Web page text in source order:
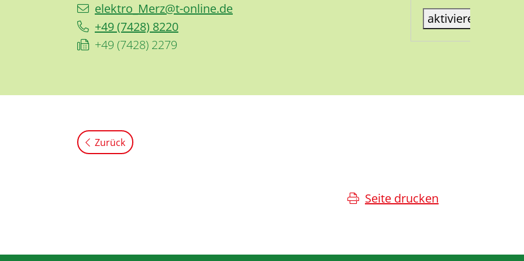
elektro_Merz@t-online.de
+49 (7428) 8220
+49 (7428) 2279
aktiviere Karte
Zurück
Seite drucken